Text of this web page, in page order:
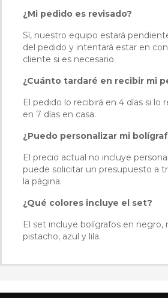
¿Mi pedido es revisado?
Sí, nuestro equipo estará
del pedido y intentará estar en
cliente si es necesario.
¿Cuánto tardaré en recibir mi
El pedido lo recibirá en 4 días si lo
en 7 días en casa.
¿Puedo personalizar mi
El precio actual no incluye
puede solicitar un presupuesto a
la página.
¿Qué colores incluye el set?
El set incluye bolígrafos en negro,
pistacho, azul y lila.